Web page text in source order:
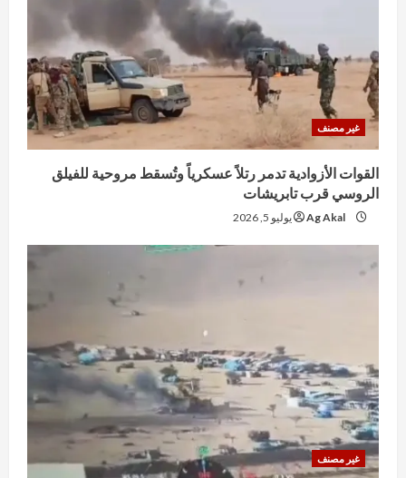
غير مصنف
القوات الأزوادية تدمر رتلاً عسكرياً وتُسقط مروحية للفيلق
الروسي قرب تابريشات
Ag Akal يوليو 5, 2026
غير مصنف